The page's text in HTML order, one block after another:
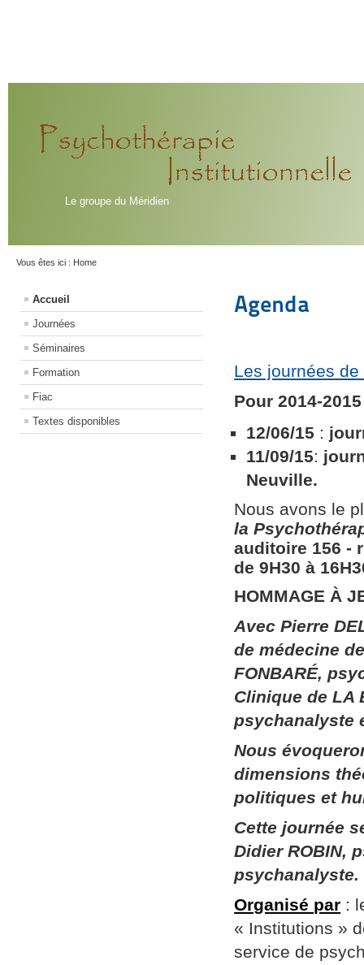
Le groupe du Méridien
Vous êtes ici : Home
Accueil
Journées
Séminaires
Formation
Fiac
Textes disponibles
Agenda
Les journées
Pour 2014-
12/06/15 :
11/09/15:
Neuville.
Nous avons le
la
auditoire 156​ ​-
de 9H30 à
HOMMAGE À
Avec Pierre
de médecine
FONBARÉ,
Clinique de LA
psychanalyste
Nous
dimensions
politiques et
Cette journée
Didier ROBIN,
psychanalyste.
Organisé par :
« Institutions »
service de